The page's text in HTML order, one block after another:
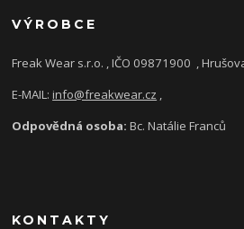
VÝROBCE
Freak Wear s.r.o. , IČO 09871900 ,
E-MAIL:info@freakwear.cz ,
Odpovědná osoba:Bc. Natálie Franců
KONTAKTY